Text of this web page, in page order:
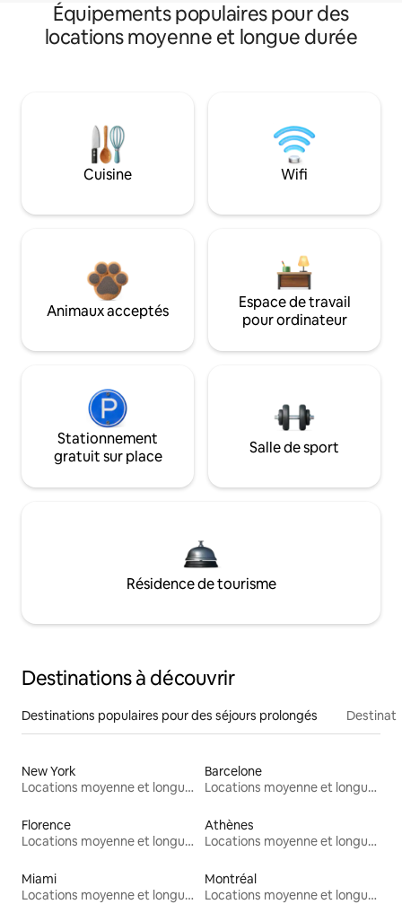
Équipements populaires pour des
locations moyenne et longue durée
Cuisine Wifi
Animaux acceptés
Espace de travail
pour ordinateur
Stationnement
gratuit sur place
Salle de sport
Résidence de tourisme
Destinations à découvrir
Destinations populaires pour des séjours prolongés
New York
Locations moyenne et longue durée
Barcelone
Locations moyenne et longue durée
Florence
Locations moyenne et longue durée
Athènes
Locations moyenne et longue durée
Miami
Locations moyenne et longue durée
Montréal
Locations moyenne et longue durée